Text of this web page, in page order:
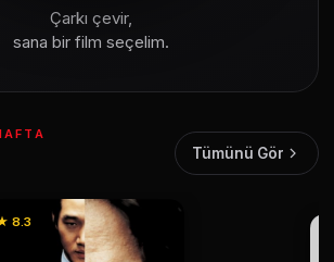
Çarkı çevir,
sana bir film seçelim.
Tümünü Gör
8.3